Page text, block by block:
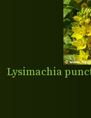
Lysimachia